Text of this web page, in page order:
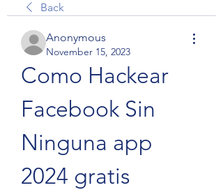
Back
Anonymous
November 15, 2023
Como Hackear
Facebook Sin
Ninguna app
2024 gratis